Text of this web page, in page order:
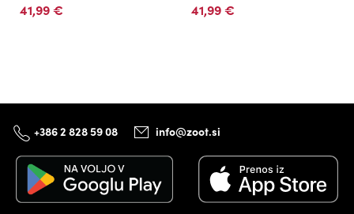
41,99 € 41,99 €
+386 2 828 59 08 info@zoot.si